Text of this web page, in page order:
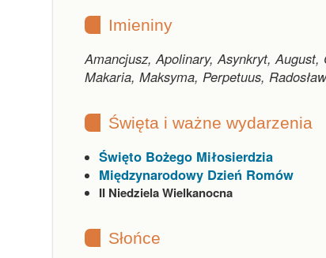
Imieniny
Amancjusz, Apolinary, Asynkryt,
Makaria, Maksyma, Perpetuus,
Święta i ważne wydarzenia
Święto Bożego Miłosierdzia
Międzynarodowy Dzień Romów
II Niedziela Wielkanocna
Słońce